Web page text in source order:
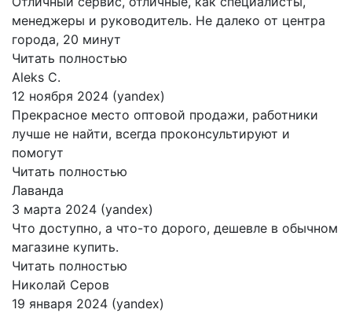
менеджеры и руководитель. Не далеко от центра
города, 20 минут
Читать полностью
Aleks C.
12 ноября 2024 (yandex)
Прекрасное место оптовой продажи, работники
лучше не найти, всегда проконсультируют и
помогут
Читать полностью
Лаванда
3 марта 2024 (yandex)
Что доступно, а что-то дорого, дешевле в обычном
магазине купить.
Читать полностью
Николай Серов
19 января 2024 (yandex)